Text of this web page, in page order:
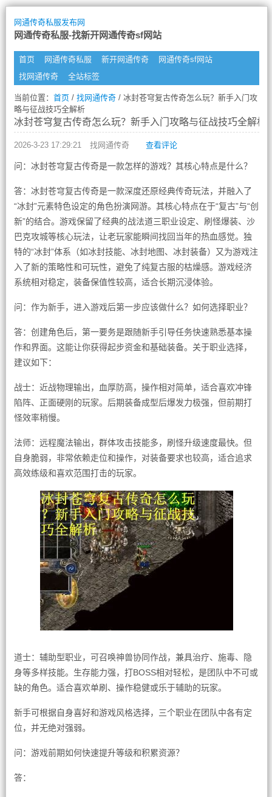
网通传奇私服发布网
网通传奇私服-找新开网通传奇sf网站
首页 网通传奇私服 新开网通传奇
网通传奇sf网站
找网通传奇
全站标签
当前位置： 首页/ 找网通传奇/ 冰封苍穹复古传奇怎么玩？新手入门攻
略与征战技巧全解析
冰封苍穹复古传奇怎么玩？新手入门攻略与征战技巧全解析
2026-3-23 17:29:21 找网通传奇 查看评论
问：冰封苍穹复古传奇是一款怎样的游戏？其核心特点是什么？
答：冰封苍穹复古传奇是一款深度还原经典传奇玩法，并融入了
“冰封”元素特色设定的角色扮演网游。其核心特点在于“复古”与“创
新”的结合。游戏保留了经典的战法道三职业设定、刷怪爆装、沙
巴克攻城等核心玩法，让老玩家能瞬间找回当年的热血感觉。独
特的“冰封”体系（如冰封技能、冰封地图、冰封装备）又为游戏注
入了新的策略性和可玩性，避免了纯复古服的枯燥感。游戏经济
系统相对稳定，装备保值性较高，适合长期沉浸体验。
问：作为新手，进入游戏后第一步应该做什么？如何选择职业？
答：创建角色后，第一要务是跟随新手引导任务快速熟悉基本操
作和界面。这能让你获得起步资金和基础装备。关于职业选择，
建议如下：
战士：近战物理输出，血厚防高，操作相对简单，适合喜欢冲锋
陷阵、正面硬刚的玩家。后期装备成型后爆发力极强，但前期打
怪效率稍慢。
法师：远程魔法输出，群体攻击技能多，刷怪升级速度最快。但
自身脆弱，非常依赖走位和操作，对装备要求也较高，适合追求
高效练级和喜欢范围打击的玩家。
道士：辅助型职业，可召唤神兽协同作战，兼具治疗、施毒、隐
身等多样技能。生存能力强，打BOSS相对轻松，是团队中不可或
缺的角色。适合喜欢单刷、操作稳健或乐于辅助的玩家。
新手可根据自身喜好和游戏风格选择，三个职业在团队中各有定
位，并无绝对强弱。
问：游戏前期如何快速提升等级和积累资源？
答：